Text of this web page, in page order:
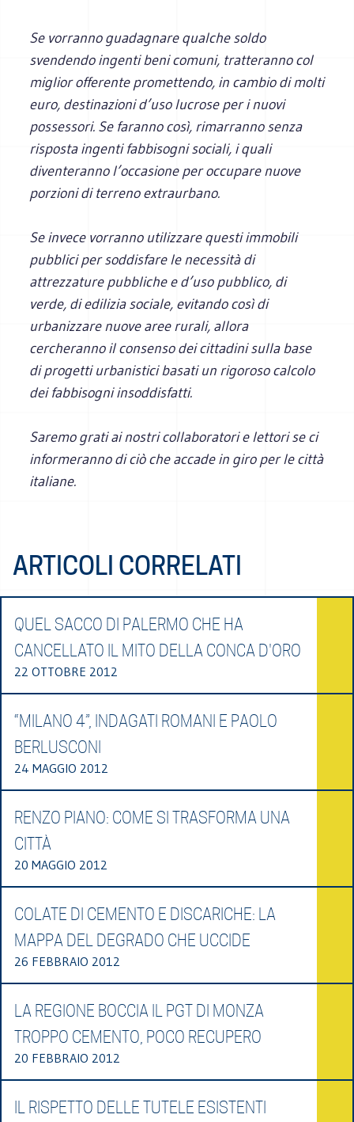
Se vorranno guadagnare qualche soldo
svendendo ingenti beni comuni, tratteranno col
miglior offerente promettendo, in cambio di molti
euro, destinazioni d’uso lucrose per i nuovi
possessori. Se faranno così, rimarranno senza
risposta ingenti fabbisogni sociali, i quali
diventeranno l’occasione per occupare nuove
porzioni di terreno extraurbano.
Se invece vorranno utilizzare questi immobili
pubblici per soddisfare le necessità di
attrezzature pubbliche e d’uso pubblico, di
verde, di edilizia sociale, evitando così di
urbanizzare nuove aree rurali, allora
cercheranno il consenso dei cittadini sulla base
di progetti urbanistici basati un rigoroso calcolo
dei fabbisogni insoddisfatti.
Saremo grati ai nostri collaboratori e lettori se ci
informeranno di ciò che accade in giro per le città
italiane.
ARTICOLI CORRELATI
QUEL SACCO DI PALERMO CHE HA
CANCELLATO IL MITO DELLA CONCA D'ORO
22 OTTOBRE 2012
“MILANO 4”, INDAGATI ROMANI E PAOLO
BERLUSCONI
24 MAGGIO 2012
RENZO PIANO: COME SI TRASFORMA UNA
CITTÀ
20 MAGGIO 2012
COLATE DI CEMENTO E DISCARICHE: LA
MAPPA DEL DEGRADO CHE UCCIDE
26 FEBBRAIO 2012
LA REGIONE BOCCIA IL PGT DI MONZA
TROPPO CEMENTO, POCO RECUPERO
20 FEBBRAIO 2012
IL RISPETTO DELLE TUTELE ESISTENTI